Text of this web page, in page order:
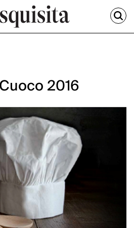
2016